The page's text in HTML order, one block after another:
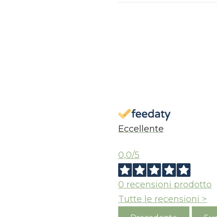
Eccellente
0,0/5
0 recensioni prodotto
Tutte le recensioni >